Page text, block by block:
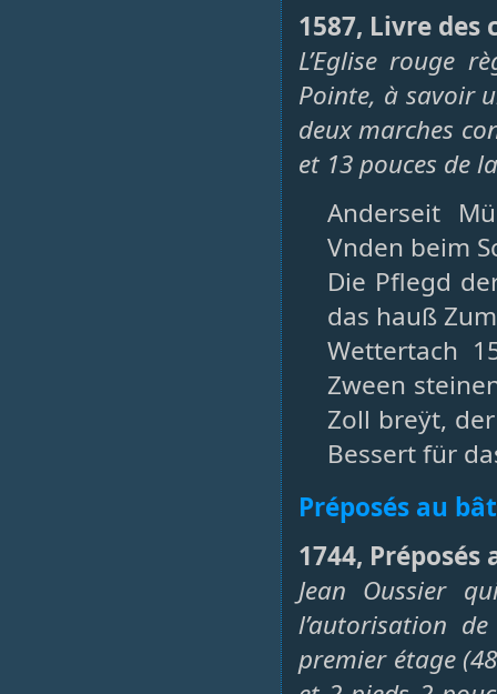
1587, Livre des
L’Eglise rouge
Pointe, à savoir
deux marches
et 13 pouces de
Anderseit
Vnden beim
Die Pflegd
das hauß
Wettertach
Zween
Zoll breÿt,
Bessert für
Préposés au
1744,
Jean Oussier
l’autorisation
premier étage